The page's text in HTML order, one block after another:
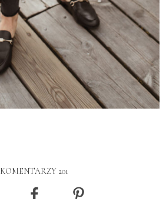
KOMENTARZY 201